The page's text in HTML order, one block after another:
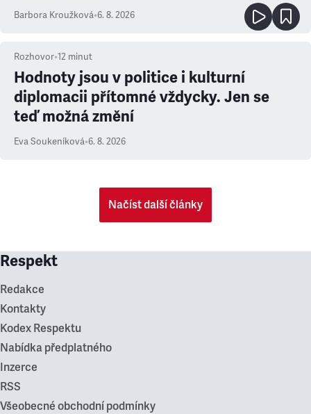
Barbora Kroužková•6. 8. 2026
Rozhovor•12 minut
Hodnoty jsou v politice i kulturní
diplomacii přítomné vždycky. Jen se
teď možná změní
Eva Soukeníková•6. 8. 2026
Načíst další články
Respekt
Redakce
Kontakty
Kodex Respektu
Nabídka předplatného
Inzerce
RSS
Všeobecné obchodní podmínky